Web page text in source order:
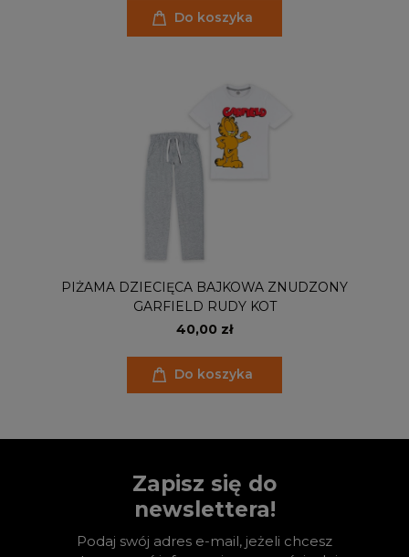
Do koszyka
PIŻAMA DZIECIĘCA BAJKOWA ZNUDZONY
GARFIELD RUDY KOT
40,00 zł
Do koszyka
Zapisz się do
newslettera!
Podaj swój adres e-mail, jeżeli chcesz